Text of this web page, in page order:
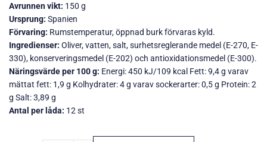
Avrunnen vikt: 150 g
Ursprung: Spanien
Förvaring: Rumstemperatur, öppnad burk förvaras kyld.
Ingredienser: Oliver, vatten, salt, surhetsreglerande medel (E-270, E-
330), konserveringsmedel (E-202) och antioxidationsmedel (E-300).
Näringsvärde per 100 g: Energi: 450 kJ/109 kcal Fett: 9,4 g varav
mättat fett: 1,9 g Kolhydrater: 4 g varav sockerarter: 0,5 g Protein: 2
g Salt: 3,89 g
Antal per låda: 12 st